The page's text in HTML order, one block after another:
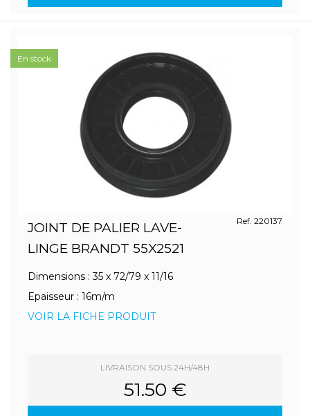
JOINT DE PALIER LAVE-
LINGE BRANDT 55X2521
Ref. 220137
Dimensions : 35 x 72/79 x 11/16
Epaisseur : 16m/m
VOIR LA FICHE PRODUIT
LIVRAISON SOUS 24H/48H
51.50 €
En stock